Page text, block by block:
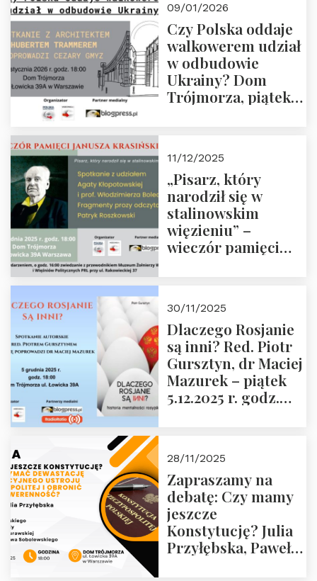
godz. 18:00.
Zapraszamy!
09/01/2026
Czy Polska oddaje
walkowerem udział
w odbudowie
Ukrainy? Dom
Trójmorza, piątek
11/12/2025
„Pisarz, który
narodził się w
stalinowskim
więzieniu” –
wieczór pamięci
zwiedzanie
Muzeum Żołnierzy
Wyklętych i
Więźniów
Politycznych PRL o
godz. 16:00 – 19
30/11/2025
Dlaczego Rosjanie
są inni? Red. Piotr
Gursztyn, dr Maciej
Mazurek – piątek
5.12.2025 r. godz.
28/11/2025
Zapraszamy na
debatę: Czy mamy
jeszcze
Konstytucję? Julia
Przyłębska, Paweł